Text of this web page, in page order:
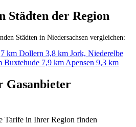
Städten der Region
Städten in Niedersachsen vergleichen:
km Dollern 3,8 km Jork, Niederelbe
Buxtehude 7,9 km Apensen 9,3 km
Gasanbieter
Tarife in Ihrer Region finden